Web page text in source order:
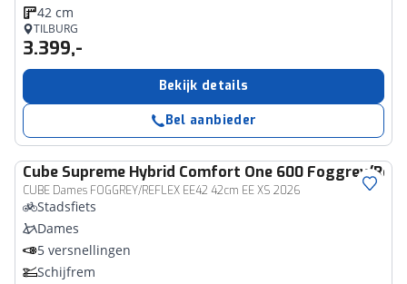
42 cm
TILBURG
3.399,-
Bekijk details
Bel aanbieder
Cube Supreme Hybrid Comfort One 600 Foggrey/
CUBE Dames FOGGREY/REFLEX EE42 42cm EE XS 2026
Stadsfiets
Dames
5 versnellingen
Schijfrem